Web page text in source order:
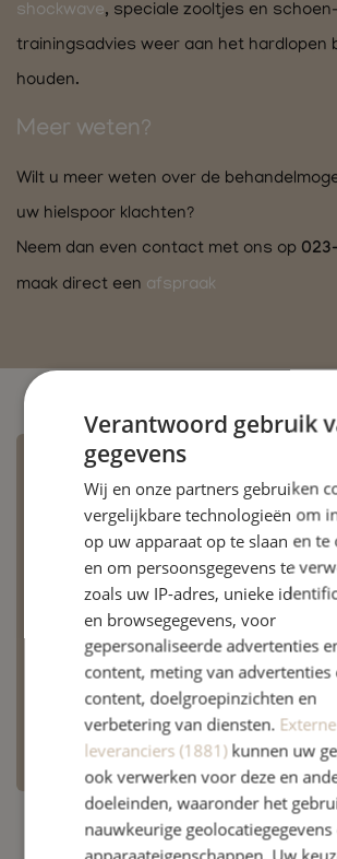
shockwave, speciale zooltjes en
trainingsadvies weer aan het hardlopen
houden.
Meer weten?
Wilt u meer weten over de
uw hielspoor klachten?
Neem dan even contact met ons op
maak direct een afspraak
Hardloopblessures
Achillespeesblessure
Frictie Syndroom
Hielspoor
Shin Splints
Lees meer
Verantwoord gebruik
gegevens
Wij en onze partners gebruiken
vergelijkbare technologieën om
op uw apparaat op te slaan en te
en om persoonsgegevens te
zoals uw IP-adres, unieke
en browsegegevens, voor
gepersonaliseerde advertenties
content, meting van advertenties
content, doelgroepinzichten en
verbetering van diensten. Externe
leveranciers (1881)kunnen uw
ook verwerken voor deze en
doeleinden, waaronder het
nauwkeurige geolocatiegegevens
apparaateigenschappen. Uw